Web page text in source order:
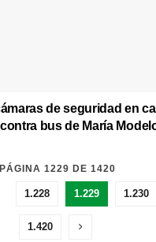
de seguridad en
bus de María
PÁGINA 1229 DE 1420
1.228 1.229 1.230
1.420